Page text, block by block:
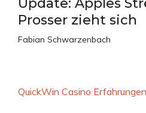
Update: Apples
Prosser zieht sich
Fabian Schwarzenbach
QuickWin Casino Erfahrungen